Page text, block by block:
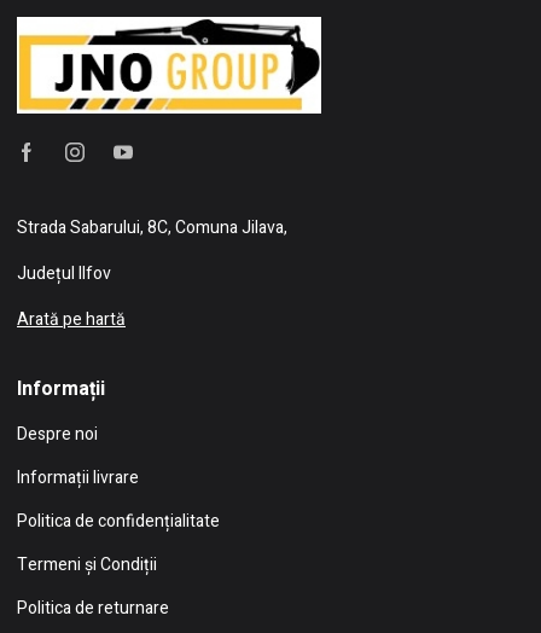
Strada Sabarului, 8C, Comuna Jilava,
Județul Ilfov
Arată pe hartă
Informații
Despre noi
Informații livrare
Politica de confidențialitate
Termeni și Condiții
Politica de returnare